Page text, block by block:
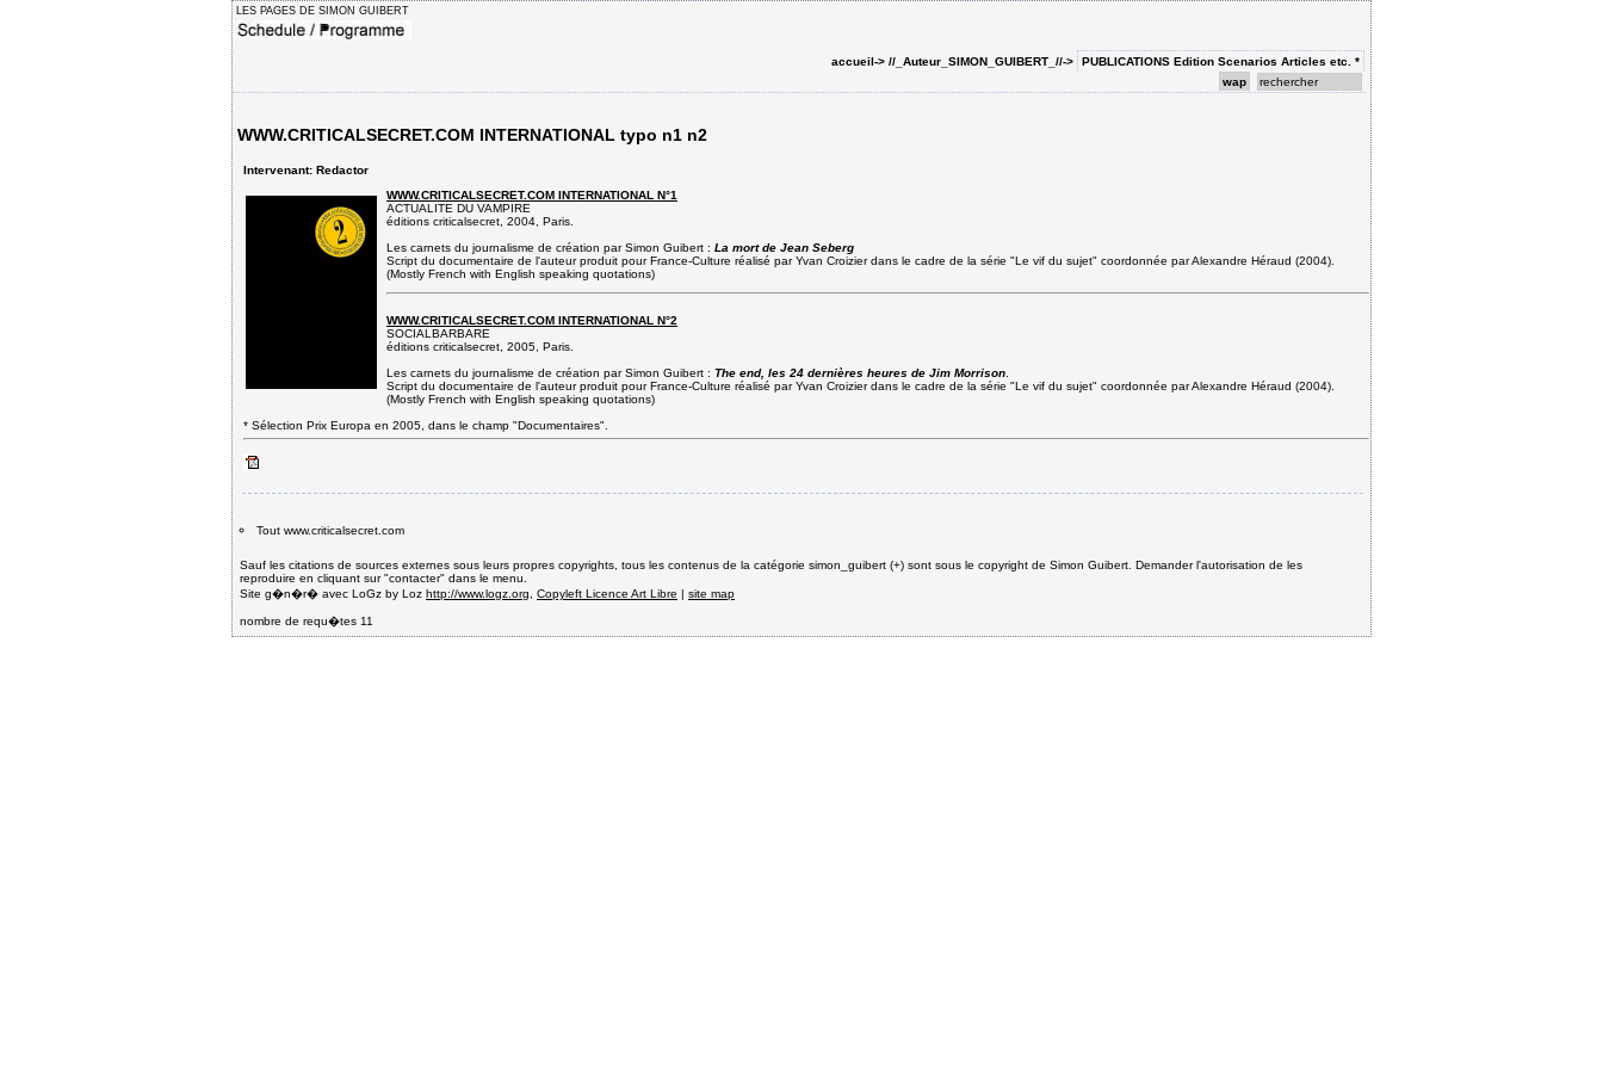
LES PAGES DE SIMON GUIBERT
accueil-> //_Auteur_SIMON_GUIBERT_//->
PUBLICATIONS Edition Scenarios Articles etc. *
wap
WWW.CRITICALSECRET.COM INTERNATIONAL typo n1 n2
Intervenant: Redactor
WWW.CRITICALSECRET.COM INTERNATIONAL N°1
ACTUALITE DU VAMPIRE
éditions criticalsecret, 2004, Paris.
Les carnets du journalisme de création par Simon Guibert : La mort de Jean Seberg
Script du documentaire de l'auteur produit pour France-Culture réalisé par Yvan Croizier dans le cadre de la série "Le vif du sujet" coordonnée par Alexandre Héraud (2004).
(Mostly French with English speaking quotations)
WWW.CRITICALSECRET.COM INTERNATIONAL N°2
SOCIALBARBARE
éditions criticalsecret, 2005, Paris.
Les carnets du journalisme de création par Simon Guibert : The end, les 24 dernières heures de Jim Morrison
Script du documentaire de l'auteur produit pour France-Culture réalisé par Yvan Croizier dans le cadre de la série "Le vif du sujet" coordonnée par Alexandre Héraud (2004).
(Mostly French with English speaking quotations)
* Sélection Prix Europa en 2005, dans le champ "Documentaires".
Tout www.criticalsecret.com
Sauf les citations de sources externes sous leurs propres copyrights, tous les contenus de la catégorie simon_guibert (+) sont sous le copyright de Simon Guibert. Demander l'autorisation de les
reproduire en cliquant sur "contacter" dans le menu.
Site g�n�r� avec LoGz by Loz http://www.logz.org Copyleft Licence Art Libre | site map
nombre de requ�tes 11